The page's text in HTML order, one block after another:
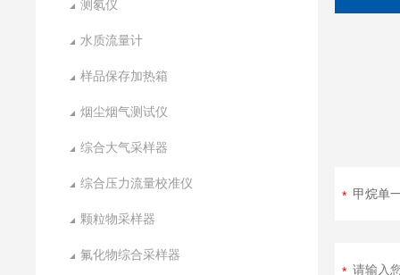
测氡仪
水质流量计
样品保存加热箱
烟尘烟气测试仪
综合大气采样器
综合压力流量校准仪
颗粒物采样器
氟化物综合采样器